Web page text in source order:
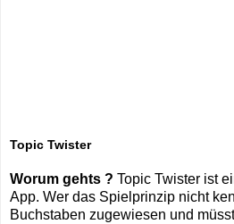
Topic Twister
Worum gehts ? Topic Twister ist
App. Wer das Spielprinzip nicht
Buchstaben zugewiesen und